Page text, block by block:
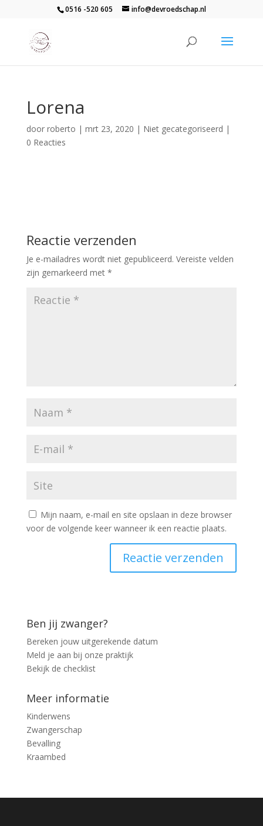
0516 -520 605 info@devroedschap.nl
Lorena
door roberto | mrt 23, 2020 | Niet gecategoriseerd |
0 Reacties
Reactie verzenden
Je e-mailadres wordt niet gepubliceerd. Vereiste velden
zijn gemarkeerd met *
Mijn naam, e-mail en site opslaan in deze browser
voor de volgende keer wanneer ik een reactie plaats.
Ben jij zwanger?
Bereken jouw uitgerekende datum
Meld je aan bij onze praktijk
Bekijk de checklist
Meer informatie
Kinderwens
Zwangerschap
Bevalling
Kraambed